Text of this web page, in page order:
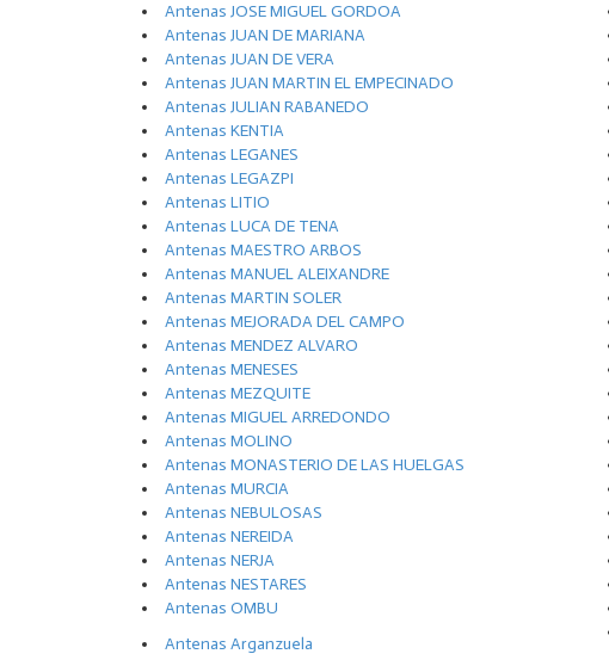
Antenas JOSE MIGUEL GORDOA
Antenas JUAN DE MARIANA
Antenas JUAN DE VERA
Antenas JUAN MARTIN EL EMPECINADO
Antenas JULIAN RABANEDO
Antenas KENTIA
Antenas LEGANES
Antenas LEGAZPI
Antenas LITIO
Antenas LUCA DE TENA
Antenas MAESTRO ARBOS
Antenas MANUEL ALEIXANDRE
Antenas MARTIN SOLER
Antenas MEJORADA DEL CAMPO
Antenas MENDEZ ALVARO
Antenas MENESES
Antenas MEZQUITE
Antenas MIGUEL ARREDONDO
Antenas MOLINO
Antenas MONASTERIO DE LAS HUELGAS
Antenas MURCIA
Antenas NEBULOSAS
Antenas NEREIDA
Antenas NERJA
Antenas NESTARES
Antenas OMBU
Antenas Arganzuela